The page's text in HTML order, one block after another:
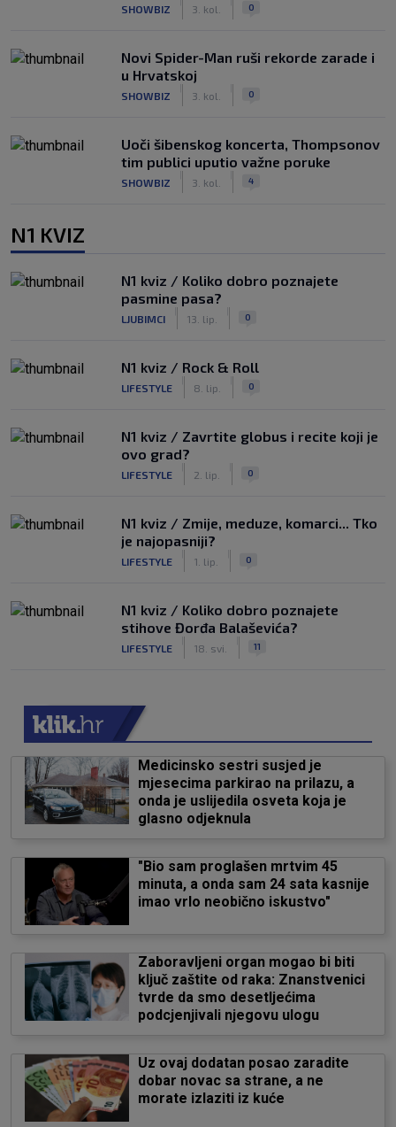
SHOWBIZ 3. kol. 0
Novi Spider-Man ruši rekorde zarade i
u Hrvatskoj
SHOWBIZ 3. kol. 0
Uoči šibenskog koncerta, Thompsonov
tim publici uputio važne poruke
SHOWBIZ 3. kol. 4
N1 KVIZ
N1 kviz / Koliko dobro poznajete
pasmine pasa?
LJUBIMCI 13. lip. 0
N1 kviz / Rock & Roll
LIFESTYLE 8. lip. 0
N1 kviz / Zavrtite globus i recite koji je
ovo grad?
LIFESTYLE 2. lip. 0
N1 kviz / Zmije, meduze, komarci... Tko
je najopasniji?
LIFESTYLE 1. lip. 0
N1 kviz / Koliko dobro poznajete
stihove Đorđa Balaševića?
LIFESTYLE 18. svi. 11
Medicinsko sestri susjed je
mjesecima parkirao na prilazu, a
onda je uslijedila osveta koja je
glasno odjeknula
"Bio sam proglašen mrtvim 45
minuta, a onda sam 24 sata kasnije
imao vrlo neobično iskustvo"
Zaboravljeni organ mogao bi biti
ključ zaštite od raka: Znanstvenici
tvrde da smo desetljećima
podcjenjivali njegovu ulogu
Uz ovaj dodatan posao zaradite
dobar novac sa strane, a ne
morate izlaziti iz kuće